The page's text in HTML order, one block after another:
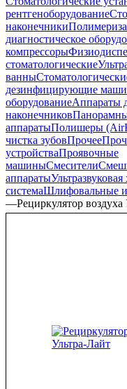
рентгеноборудование
наконечники
диагностическое
компрессоры
стоматологические
ванны
дезинфицирующие
оборудованиеАппараты
наконечников
аппаратыПолишеры
чистка зубовПрочее
устройстваПроявочные
машиныСмесители
аппараты
системаШлифовальные
—Рециркулятор